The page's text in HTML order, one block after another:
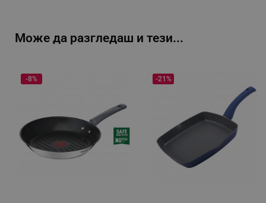
Може да разгледаш и тези...
-8% -21%